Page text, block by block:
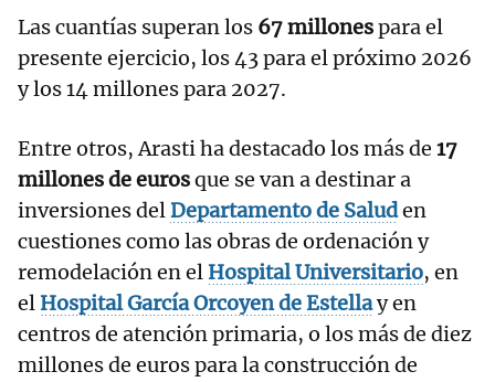
Las cuantías superan los 67 millonespara el
presente ejercicio, los 43 para el próximo 2026
y los 14 millones para 2027.
Entre otros, Arasti ha destacado los más de 17
millones de eurosque se van a destinar a
inversiones delDepartamento de Saluden
cuestiones como las obras de ordenación y
remodelación en el Hospital Universitario, en
el Hospital García Orcoyen de Estellay en
centros de atención primaria, o los más de diez
millones de euros para la construcción de